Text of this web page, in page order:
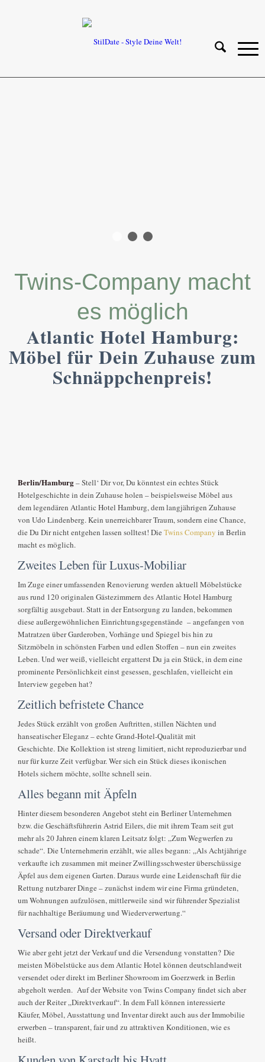
Twins-Company macht
es möglich
Atlantic Hotel Hamburg:
Möbel für Dein Zuhause zum
Schnäppchenpreis!
Berlin/Hamburg– Stell‘ Dir vor, Du könntest ein echtes Stück
Hotelgeschichte in dein Zuhause holen – beispielsweise Möbel aus
dem legendären Atlantic Hotel Hamburg, dem langjährigen Zuhause
von Udo Lindenberg. Kein unerreichbarer Traum, sondern eine Chance,
die Du Dir nicht entgehen lassen solltest! DieTwins Company in Berlin
macht es möglich.
Zweites Leben für Luxus-Mobiliar
Im Zuge einer umfassenden Renovierung werden aktuell Möbelstücke
aus rund 120 originalen Gästezimmern des Atlantic Hotel Hamburg
sorgfältig ausgebaut. Statt in der Entsorgung zu landen, bekommen
diese außergewöhnlichen Einrichtungsgegenstände – angefangen von
Matratzen über Garderoben, Vorhänge und Spiegel bis hin zu
Sitzmöbeln in schönsten Farben und edlen Stoffen – nun ein zweites
Leben. Und wer weiß, vielleicht ergatterst Du ja ein Stück, in dem eine
prominente Persönlichkeit einst gesessen, geschlafen, vielleicht ein
Interview gegeben hat?
Zeitlich befristete Chance
Jedes Stück erzählt von großen Auftritten, stillen Nächten und
hanseatischer Eleganz – echte Grand-Hotel-Qualität mit
Geschichte. Die Kollektion ist streng limitiert, nicht reproduzierbar und
nur für kurze Zeit verfügbar. Wer sich ein Stück dieses ikonischen
Hotels sichern möchte, sollte schnell sein.
Alles begann mit Äpfeln
Hinter diesem besonderen Angebot steht ein Berliner Unternehmen
bzw. die Geschäftsführerin Astrid Eilers, die mit ihrem Team seit gut
mehr als 20 Jahren einem klaren Leitsatz folgt: „Zum Wegwerfen zu
schade“. Die Unternehmerin erzählt, wie alles begann: „Als Achtjährige
verkaufte ich zusammen mit meiner Zwillingsschwester überschüssige
Äpfel aus dem eigenen Garten. Daraus wurde eine Leidenschaft für die
Rettung nutzbarer Dinge – zunächst indem wir eine Firma gründeten,
um Wohnungen aufzulösen, mittlerweile sind wir führender Spezialist
für nachhaltige Beräumung und Wiederverwertung.“
Versand oder Direktverkauf
Wie aber geht jetzt der Verkauf und die Versendung vonstatten? Die
meisten Möbelstücke aus dem Atlantic Hotel können deutschlandweit
versendet oder direkt im Berliner Showroom im Goerzwerk in Berlin
abgeholt werden. Auf der Website von Twins Company findet sich aber
auch der Reiter „Direktverkauf“. In dem Fall können interessierte
Käufer, Möbel, Ausstattung und Inventar direkt auch aus der Immobilie
erwerben – transparent, fair und zu attraktiven Konditionen, wie es
heißt.